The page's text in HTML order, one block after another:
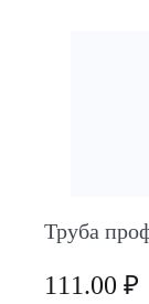
Труба
111.00 ₽